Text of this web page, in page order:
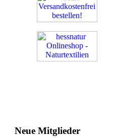
Neue Mitglieder